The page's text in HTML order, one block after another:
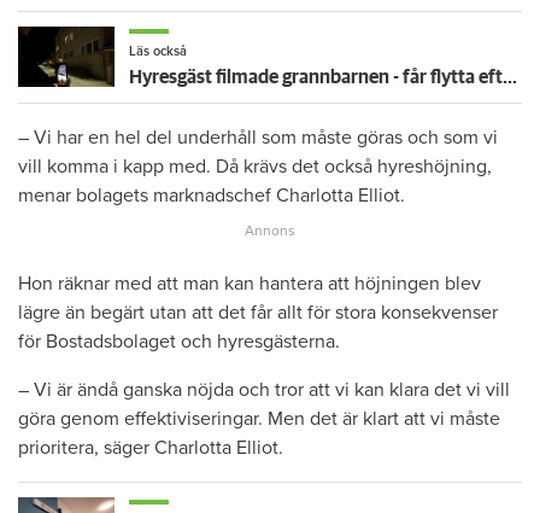
Läs också
Hyresgäst filmade grannbarnen - får flytta efter långvarig konflikt i huset
– Vi har en hel del underhåll som måste göras och som vi
vill komma i kapp med. Då krävs det också hyreshöjning,
menar bolagets marknadschef Charlotta Elliot.
Hon räknar med att man kan hantera att höjningen blev
lägre än begärt utan att det får allt för stora konsekvenser
för Bostadsbolaget och hyresgästerna.
– Vi är ändå ganska nöjda och tror att vi kan klara det vi vill
göra genom effektiviseringar. Men det är klart att vi måste
prioritera, säger Charlotta Elliot.